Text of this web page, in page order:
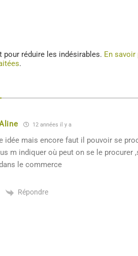
réduire les indésirables. En
.
12 années il y a
idée mais encore faut il pouvoir se
m indiquer où peut on se le
le commerce
Répondre